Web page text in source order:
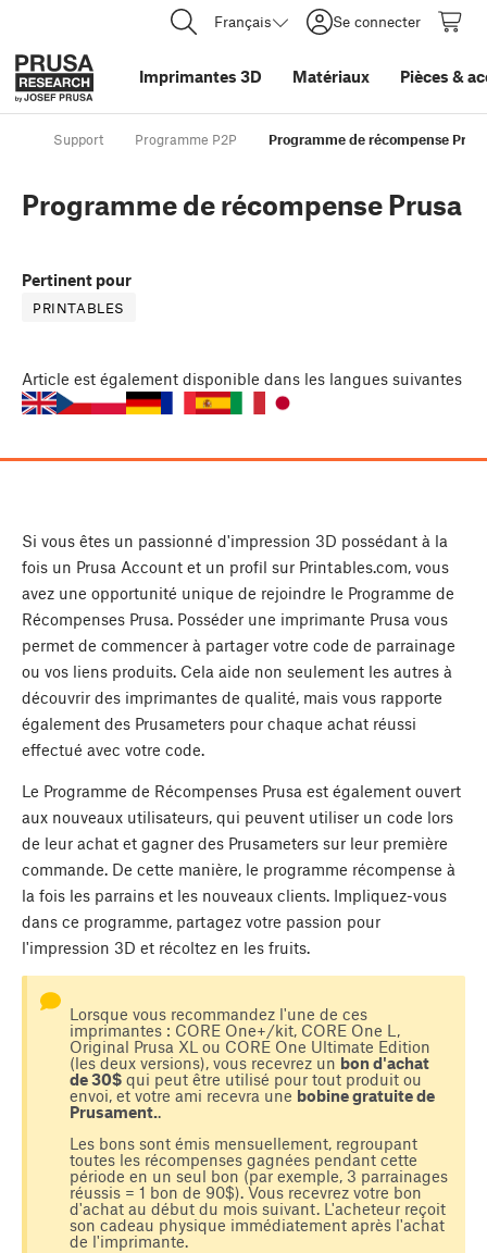
Français Se connecter
Imprimantes 3D Matériaux Pièces &
Support Programme P2P Programme de récompense
Programme de récompense Prusa
Pertinent pour
PRINTABLES
Article est également disponible dans les langues suivantes
Si vous êtes un passionné d'impression 3D possédant à la
fois un Prusa Account et un profil sur Printables.com, vous
avez une opportunité unique de rejoindre le Programme de
Récompenses Prusa. Posséder une imprimante Prusa vous
permet de commencer à partager votre code de parrainage
ou vos liens produits. Cela aide non seulement les autres à
découvrir des imprimantes de qualité, mais vous rapporte
également des Prusameters pour chaque achat réussi
effectué avec votre code.
Le Programme de Récompenses Prusa est également ouvert
aux nouveaux utilisateurs, qui peuvent utiliser un code lors
de leur achat et gagner des Prusameters sur leur première
commande. De cette manière, le programme récompense à
la fois les parrains et les nouveaux clients. Impliquez-vous
dans ce programme, partagez votre passion pour
l'impression 3D et récoltez en les fruits.
Lorsque vous recommandez l'une de ces
imprimantes : CORE One+/kit, CORE One L,
Original Prusa XL ou CORE One Ultimate Edition
(les deux versions), vous recevrez un bon d'achat
de 30$qui peut être utilisé pour tout produit ou
envoi, et votre ami recevra une bobine gratuite de
Prusament..
Les bons sont émis mensuellement, regroupant
toutes les récompenses gagnées pendant cette
période en un seul bon (par exemple, 3 parrainages
réussis = 1 bon de 90$). Vous recevrez votre bon
d'achat au début du mois suivant. L'acheteur reçoit
son cadeau physique immédiatement après l'achat
de l'imprimante.